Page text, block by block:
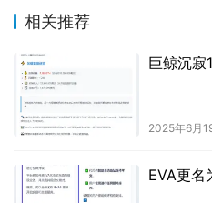
相关推荐
巨鲸沉寂
2025年6月
EVA更名